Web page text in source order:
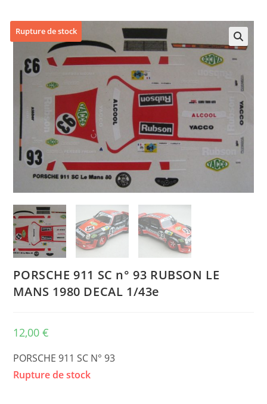
🔍
Rupture de stock
PORSCHE 911 SC n° 93 RUBSON LE
MANS 1980 DECAL 1/43e
12,00€
PORSCHE 911 SC N° 93
Rupture de stock